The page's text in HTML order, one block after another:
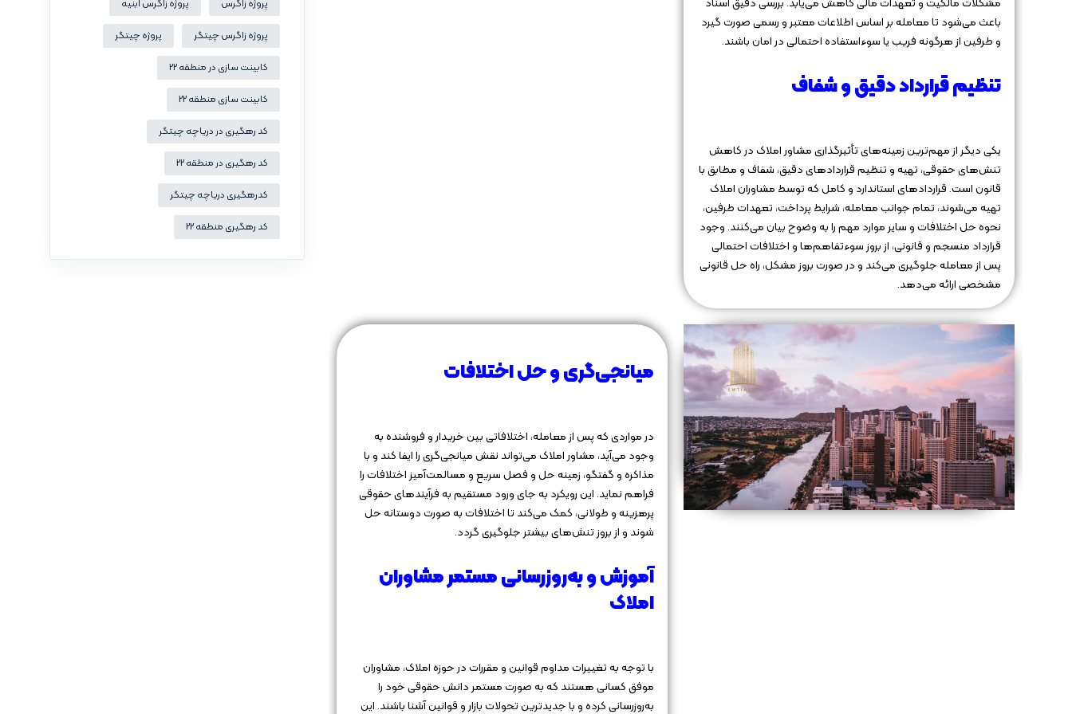
مشکلات مالکیت و تعهدات مالی کاهش می‌یابد. بررسی دقیق اسناد
باعث می‌شود تا معامله بر اساس اطلاعات معتبر و رسمی صورت گیرد
و طرفین از هرگونه فریب یا سوءاستفاده احتمالی در امان باشند.
تنظیم قرارداد دقیق و شفاف
یکی دیگر از مهم‌ترین زمینه‌های تأثیرگذاری مشاور املاک در کاهش
تنش‌های حقوقی، تهیه و تنظیم قراردادهای دقیق، شفاف و مطابق با
قانون است. قراردادهای استاندارد و کامل که توسط مشاوران املاک
تهیه می‌شوند، تمام جوانب معامله، شرایط پرداخت، تعهدات طرفین،
نحوه حل اختلافات و سایر موارد مهم را به وضوح بیان می‌کنند. وجود
قرارداد منسجم و قانونی، از بروز سوءتفاهم‌ها و اختلافات احتمالی
پس از معامله جلوگیری می‌کند و در صورت بروز مشکل، راه حل قانونی
مشخصی ارائه می‌دهد.
میانجی‌گری و حل اختلافات
در مواردی که پس از معامله، اختلافاتی بین خریدار و فروشنده به
وجود می‌آید، مشاور املاک می‌تواند نقش میانجی‌گری را ایفا کند و با
مذاکره و گفتگو، زمینه حل و فصل سریع و مسالمت‌آمیز اختلافات را
فراهم نماید. این رویکرد به جای ورود مستقیم به فرآیندهای حقوقی
پرهزینه و طولانی، کمک می‌کند تا اختلافات به صورت دوستانه حل
شوند و از بروز تنش‌های بیشتر جلوگیری گردد.
آموزش و به‌روزرسانی مستمر مشاوران
املاک
با توجه به تغییرات مداوم قوانین و مقررات در حوزه املاک، مشاوران
موفق کسانی هستند که به صورت مستمر دانش حقوقی خود را
به‌روزرسانی کرده و با جدیدترین تحولات بازار و قوانین آشنا باشند. این
پروژه زاگرس پروژه زاگرس ابنیه
پروژه زاگرس چیتگر پروژه چیتگر
کابینت سازی در منطقه 22
کابینت سازی منطقه 22
کد رهگیری در دریاچه چیتگر
کد رهگیری در منطقه 22
کدرهگیری دریاچه چیتگر
کد رهگیری منطقه 22